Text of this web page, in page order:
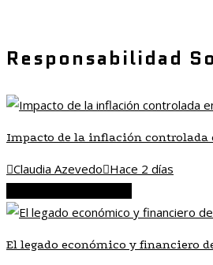
Responsabilidad
Impacto de la inflación controlada
Claudia Azevedo Hace 2 días
El legado económico y financiero